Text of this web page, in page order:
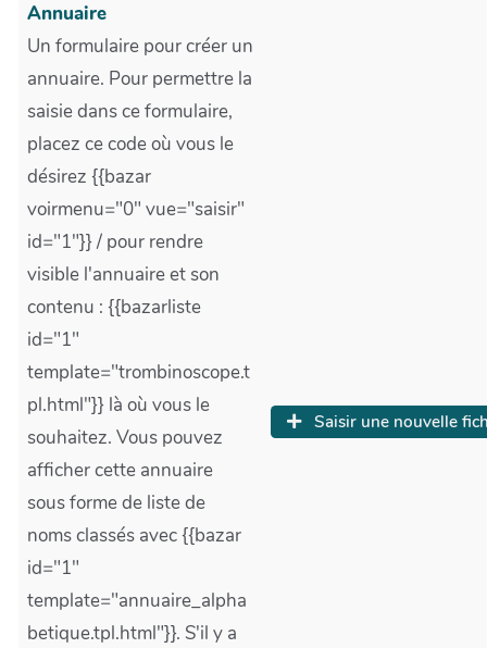
Annuaire
Un formulaire pour créer un
annuaire. Pour permettre la
saisie dans ce formulaire,
placez ce code où vous le
désirez {{bazar
voirmenu="0" vue="saisir"
id="1"}} / pour rendre
visible l'annuaire et son
contenu : {{bazarliste
id="1"
template="trombinoscope.t
pl.html"}} là où vous le
souhaitez. Vous pouvez
afficher cette annuaire
sous forme de liste de
noms classés avec {{bazar
id="1"
template="annuaire_alpha
betique.tpl.html"}}. S'il y a
Saisir une nouvelle